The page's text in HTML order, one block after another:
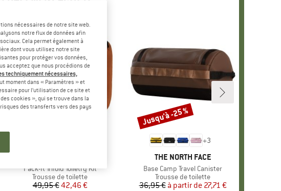
Article
Pack-It Trifold Toiletry Kit
Product group
Trousse de toilette
Prix
49,95 €Prix réduit
42,46 €
+3
MARQUE
THE NORTH FACE
Article
Base Camp Travel Canister
Product group
Trousse de toilette
Prix
36,95 € Prix réduit
à partir de 27,71 €
Remise
Jusqu'à -25 %
nécessaires de notre site web.
notre flux de données afin
Cela permet également à
dont vous utilisez notre site
pour protéger vos données,
acceptez que nous procédions de
techniquement nécessaires,
moment dans « Paramètres » et
pour l’utilisation de ce site et
cookies », qui se trouve dans la
des transferts vers des pays